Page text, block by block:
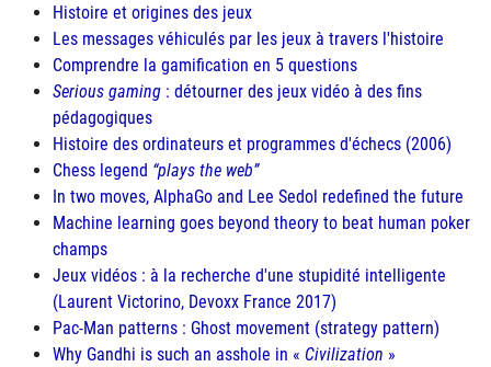
Histoire et origines des jeux
Les messages véhiculés par les jeux à travers l'histoire
Comprendre la gamification en 5 questions
Serious gaming : détourner des jeux vidéo à des fins
pédagogiques
Histoire des ordinateurs et programmes d'échecs (2006)
Chess legend plays the web
In two moves, AlphaGo and Lee Sedol redefined the future
Machine learning goes beyond theory to beat human poker
champs
Jeux vidéos : à la recherche d'une stupidité intelligente
(Laurent Victorino, Devoxx France 2017)
Pac-Man patterns : Ghost movement (strategy pattern)
Why Gandhi is such an asshole in « Civilization »